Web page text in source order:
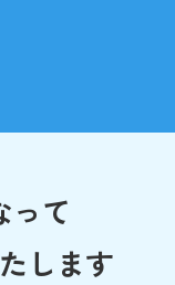
って
します